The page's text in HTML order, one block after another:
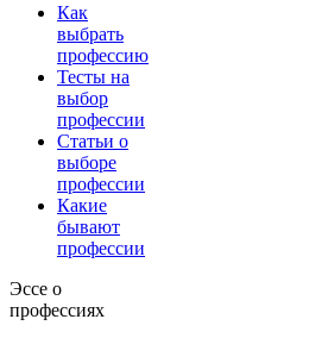
Как
выбрать
профессию
Тесты на
выбор
профессии
Статьи о
выборе
профессии
Какие
бывают
профессии
Эссе о
профессиях